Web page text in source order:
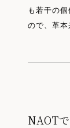
も若干の
ので、革
NAOT